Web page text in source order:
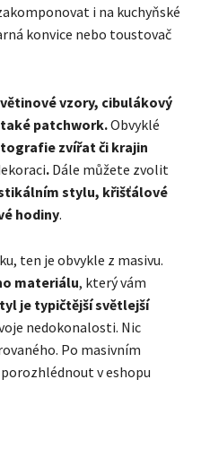
i na kuchyňské
konvice nebo toustovač
vzory, cibulákový
patchwork.Obvyklé
zvířat či krajin
. Dále můžete zvolit
stylu, křišťálové
hodiny.
ten je obvykle z masivu.
materiálu, který vám
je typičtější světlejší
nedokonalosti. Nic
Po masivním
v eshopu